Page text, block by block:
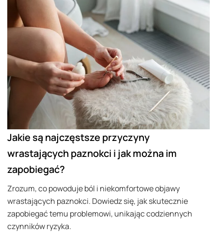
Jakie są najczęstsze przyczyny
wrastających paznokci i jak można im
zapobiegać?
Zrozum, co powoduje ból i niekomfortowe objawy
wrastających paznokci. Dowiedz się, jak skutecznie
zapobiegać temu problemowi, unikając codziennych
czynników ryzyka.